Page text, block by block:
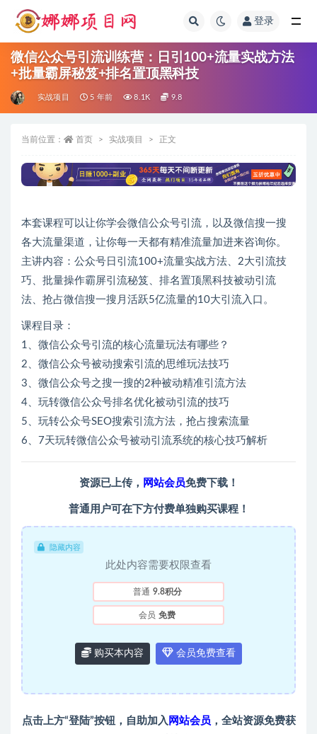
登录
微信公众号引流训练营：日引100+流量实战方法
+批量霸屏秘笈+排名置顶黑科技
实战项目 5 年前 8.1K 9.8
当前位置： 首页 实战项目 正文
本套课程可以让你学会微信公众号引流，以及微信搜一搜
各大流量渠道，让你每一天都有精准流量加进来咨询你。
主讲内容：公众号日引流100+流量实战方法、2大引流技
巧、批量操作霸屏引流秘笈、排名置顶黑科技被动引流
法、抢占微信搜一搜月活跃5亿流量的10大引流入口。
课程目录：
1、微信公众号引流的核心流量玩法有哪些？
2、微信公众号被动搜索引流的思维玩法技巧
3、微信公众号之搜一搜的2种被动精准引流方法
4、玩转微信公众号排名优化被动引流的技巧
5、玩转公众号SEO搜索引流方法，抢占搜索流量
6、7天玩转微信公众号被动引流系统的核心技巧解析
资源已上传， 网站会员免费下载！
普通用户可在下方付费单独购买课程！
隐藏内容
此处内容需要权限查看
普通 9.8积分
会员 免费
购买本内容 会员免费查看
点击上方“登陆”按钮，自助加入 网站会员 ，全站资源免费获